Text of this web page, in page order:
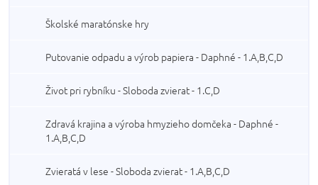
Školské maratónske hry
Putovanie odpadu a výrob papiera - Daphné - 1.A,B,C,D
Život pri rybníku - Sloboda zvierat - 1.C,D
Zdravá krajina a výroba hmyzieho domčeka - Daphné -
1.A,B,C,D
Zvieratá v lese - Sloboda zvierat - 1.A,B,C,D